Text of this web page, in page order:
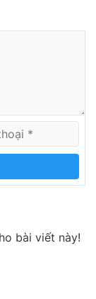
bài viết này!